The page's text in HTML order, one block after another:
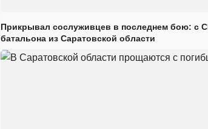
Прикрывал сослуживцев в последнем бою: с
батальона из Саратовской области